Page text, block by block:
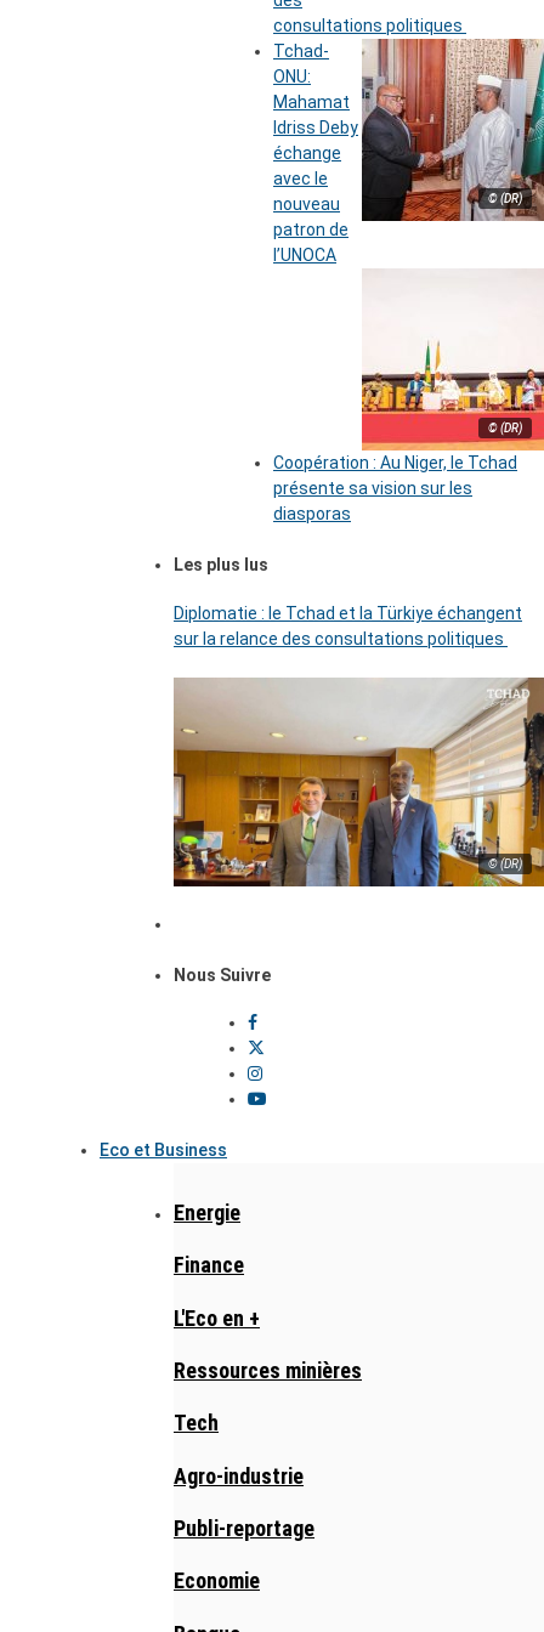
consultations politiques
© (DR)
Tchad-
ONU:
Mahamat
Idriss Deby
échange
avec le
nouveau
patron de
l’UNOCA
© (DR)
Coopération : Au Niger, le Tchad
présente sa vision sur les
diasporas
Les plus lus
Diplomatie : le Tchad et la Türkiye échangent
sur la relance des consultations politiques
© (DR)
Nous Suivre
Eco et Business
Energie
Finance
L'Eco en +
Ressources minières
Tech
Agro-industrie
Publi-reportage
Economie